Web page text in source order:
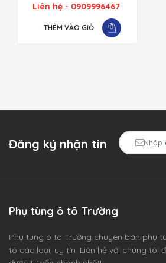
Liên hệ - 0909996467
THÊM VÀO GIỎ
Đăng ký nhận tin
Phụ tùng ô tô Trường
Phụ tùng ô tô Trường chuyên bán phụ
tô các loại, uy tín. Liên hệ với chúng tôi